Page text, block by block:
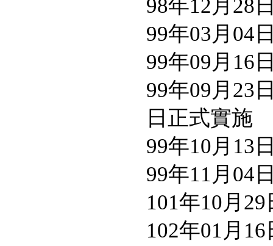
98年12月28
99年03月04
99年09月16
99年09月23
日正式實施
99年10月13
99年11月04
101年10月
102年01月